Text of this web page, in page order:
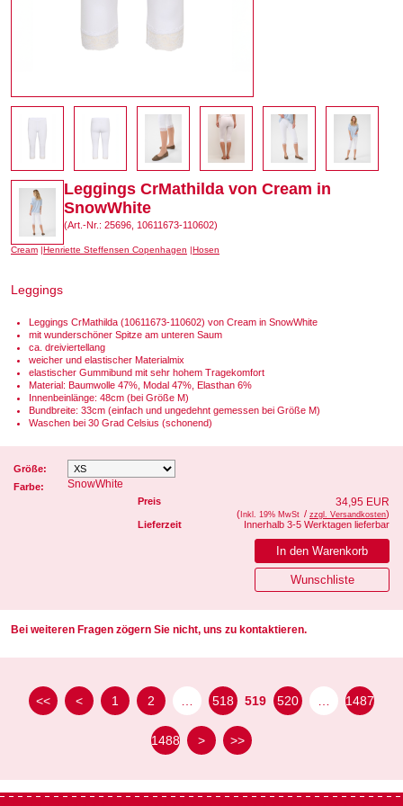
Leggings CrMathilda von Cream in
SnowWhite
(Art.-Nr.: 25696, 10611673-110602)
Cream Henriette Steffensen Copenhagen Hosen
Leggings
Leggings CrMathilda (10611673-110602) von Cream in SnowWhite
mit wunderschöner Spitze am unteren Saum
ca. dreiviertellang
weicher und elastischer Materialmix
elastischer Gummibund mit sehr hohem Tragekomfort
Material: Baumwolle 47%, Modal 47%, Elasthan 6%
Innenbeinlänge: 48cm (bei Größe M)
Bundbreite: 33cm (einfach und ungedehnt gemessen bei Größe M)
Waschen bei 30 Grad Celsius (schonend)
Größe:
Farbe:
SnowWhite
Preis 34,95 EUR
( Inkl. 19% MwSt / zzgl. Versandkosten)
Lieferzeit
Innerhalb 3-5 Werktagen lieferbar
Bei weiteren Fragen zögern Sie nicht, uns zu kontaktieren.
<< < 1 2 518 519 520 1487
1488 > >>